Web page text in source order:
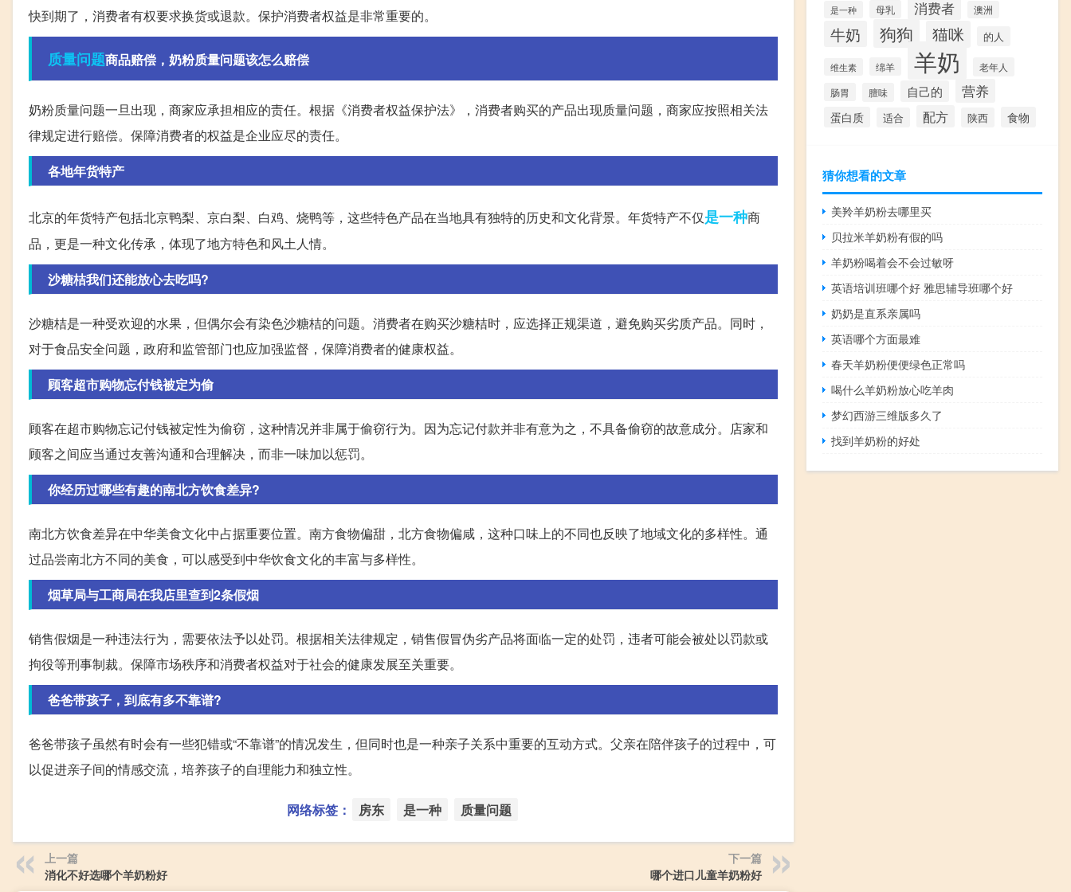
快到期了，消费者有权要求换货或退款。保护消费者权益是非常重要的。
质量问题商品赔偿，奶粉质量问题该怎么赔偿
奶粉质量问题一旦出现，商家应承担相应的责任。根据《消费者权益保护法》，消费者购买的产品出现质量问题，商家应按照相关法
律规定进行赔偿。保障消费者的权益是企业应尽的责任。
各地年货特产
北京的年货特产包括北京鸭梨、京白梨、白鸡、烧鸭等，这些特色产品在当地具有独特的历史和文化背景。年货特产不仅是一种商
品，更是一种文化传承，体现了地方特色和风土人情。
沙糖桔我们还能放心去吃吗?
沙糖桔是一种受欢迎的水果，但偶尔会有染色沙糖桔的问题。消费者在购买沙糖桔时，应选择正规渠道，避免购买劣质产品。同时，
对于食品安全问题，政府和监管部门也应加强监督，保障消费者的健康权益。
顾客超市购物忘付钱被定为偷
顾客在超市购物忘记付钱被定性为偷窃，这种情况并非属于偷窃行为。因为忘记付款并非有意为之，不具备偷窃的故意成分。店家和
顾客之间应当通过友善沟通和合理解决，而非一味加以惩罚。
你经历过哪些有趣的南北方饮食差异?
南北方饮食差异在中华美食文化中占据重要位置。南方食物偏甜，北方食物偏咸，这种口味上的不同也反映了地域文化的多样性。通
过品尝南北方不同的美食，可以感受到中华饮食文化的丰富与多样性。
烟草局与工商局在我店里查到2条假烟
销售假烟是一种违法行为，需要依法予以处罚。根据相关法律规定，销售假冒伪劣产品将面临一定的处罚，违者可能会被处以罚款或
拘役等刑事制裁。保障市场秩序和消费者权益对于社会的健康发展至关重要。
爸爸带孩子，到底有多不靠谱?
爸爸带孩子虽然有时会有一些犯错或“不靠谱”的情况发生，但同时也是一种亲子关系中重要的互动方式。父亲在陪伴孩子的过程中，可
以促进亲子间的情感交流，培养孩子的自理能力和独立性。
网络标签： 房东 是一种 质量问题
上一篇
消化不好选哪个羊奶粉好
下一篇
哪个进口儿童羊奶粉好
是一种 母乳 消费者 澳洲
牛奶 狗狗 猫咪 的人
维生素 绵羊 羊奶 老年人
肠胃 膻味 自己的 营养
蛋白质 适合 配方 陕西 食物
猜你想看的文章
美羚羊奶粉去哪里买
贝拉米羊奶粉有假的吗
羊奶粉喝着会不会过敏呀
英语培训班哪个好 雅思辅导班哪个好
奶奶是直系亲属吗
英语哪个方面最难
春天羊奶粉便便绿色正常吗
喝什么羊奶粉放心吃羊肉
梦幻西游三维版多久了
找到羊奶粉的好处